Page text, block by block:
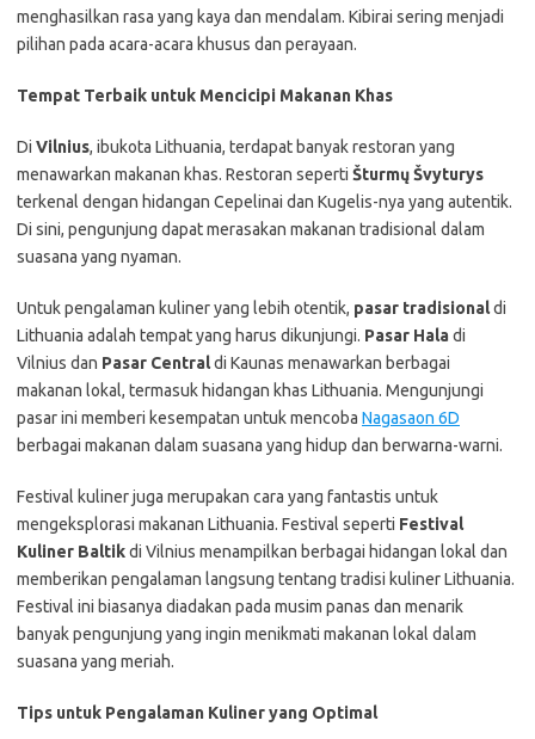
menghasilkan rasa yang kaya dan mendalam. Kibirai sering menjadi
pilihan pada acara-acara khusus dan perayaan.
Tempat Terbaik untuk Mencicipi Makanan Khas
Di Vilnius, ibukota Lithuania, terdapat banyak restoran yang
menawarkan makanan khas. Restoran seperti Šturmų Švyturys
terkenal dengan hidangan Cepelinai dan Kugelis-nya yang autentik.
Di sini, pengunjung dapat merasakan makanan tradisional dalam
suasana yang nyaman.
Untuk pengalaman kuliner yang lebih otentik, pasar tradisionaldi
Lithuania adalah tempat yang harus dikunjungi. Pasar Haladi
Vilnius dan Pasar Centraldi Kaunas menawarkan berbagai
makanan lokal, termasuk hidangan khas Lithuania. Mengunjungi
pasar ini memberi kesempatan untuk mencoba Nagasaon 6D
berbagai makanan dalam suasana yang hidup dan berwarna-warni.
Festival kuliner juga merupakan cara yang fantastis untuk
mengeksplorasi makanan Lithuania. Festival seperti Festival
Kuliner Baltikdi Vilnius menampilkan berbagai hidangan lokal dan
memberikan pengalaman langsung tentang tradisi kuliner Lithuania.
Festival ini biasanya diadakan pada musim panas dan menarik
banyak pengunjung yang ingin menikmati makanan lokal dalam
suasana yang meriah.
Tips untuk Pengalaman Kuliner yang Optimal